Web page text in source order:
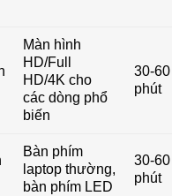
Màn hình
HD/Full
HD/4K cho
các dòng phổ
biến
30-60
phút
Bàn phím
laptop thường,
bàn phím LED
30-60
phút